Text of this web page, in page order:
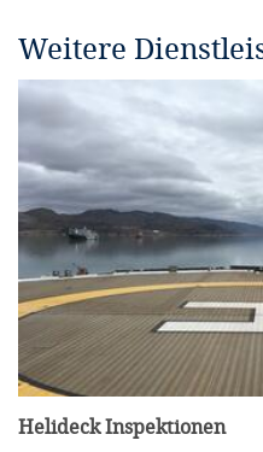
Weitere
Helideck Inspektionen